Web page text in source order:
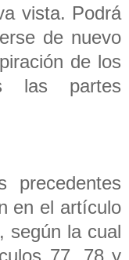
vista. Podrá
de nuevo
de los
las partes
precedentes
en el artículo
según la cual
77, 78 y